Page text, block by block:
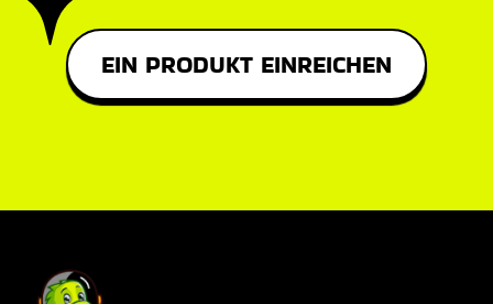
EIN PRODUKT EINREICHEN